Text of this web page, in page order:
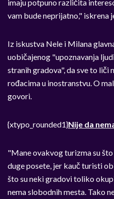
imaju potpuno različita
vam bude neprijatno," iskrena
Iz iskustva Nele i Milana
uobičajenog "upoznavanja
stranih gradova", da sve to liči
rođacima u inostranstvu. O
govori.
{xtypo_rounded1}Nije da
"Mane ovakvog turizma su što
duge posete, jer kauč turisti
što su neki gradovi toliko
nema slobodnih mesta. Tako